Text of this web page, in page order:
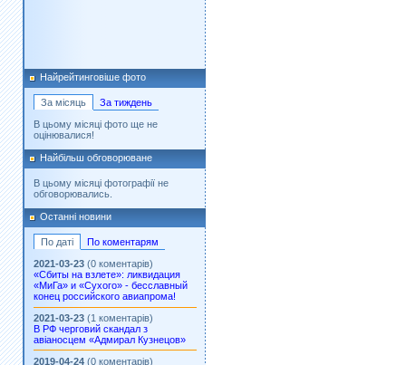
Найрейтинговіше фото
За місяць
За тиждень
В цьому місяці фото ще не
оцінювалися!
Найбільш обговорюване
В цьому місяці фотографії не
обговорювались.
Останні новини
По даті
По коментарям
2021-03-23 (0 коментарів)
«Сбиты на взлете»: ликвидация
«МиГа» и «Сухого» - бесславный
конец российского авиапрома!
2021-03-23 (1 коментарів)
В РФ черговий скандал з
авіаносцем «Адмирал Кузнецов»
2019-04-24 (0 коментарів)